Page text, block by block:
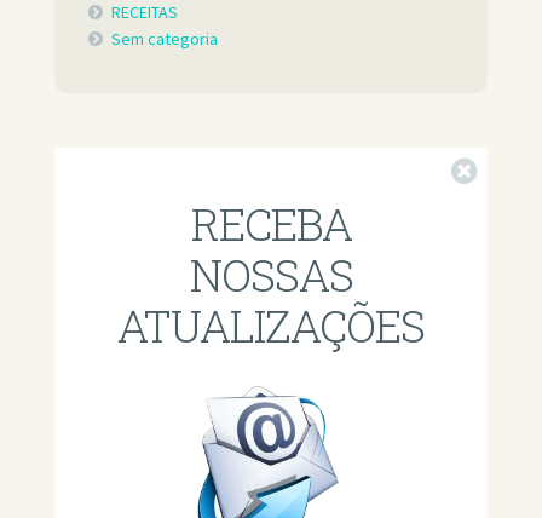
RECEITAS
Sem categoria
RECEBA
NOSSAS
ATUALIZAÇÕES